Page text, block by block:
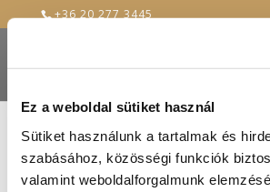
Ez a weboldal sütiket használ
Sütiket használunk a tartalmak és
szabásához, közösségi funkciók
valamint weboldalforgalmunk
+36 20 277 3445